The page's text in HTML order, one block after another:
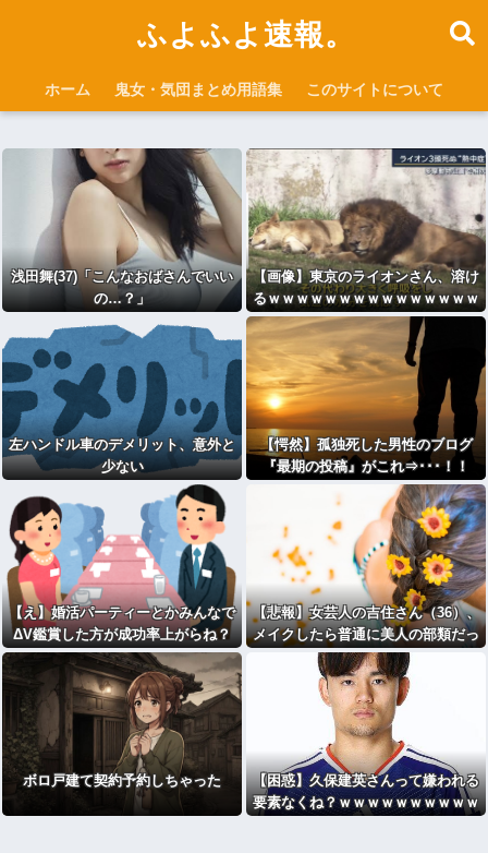
ふよふよ速報。
ホーム 鬼女・気団まとめ用語集 このサイトについて
浅田舞(37)「こんなおばさんでいい
の…？」
【画像】東京のライオンさん、溶け
るｗｗｗｗｗｗｗｗｗｗｗｗｗｗｗ
ｗｗｗｗｗｗｗ
左ハンドル車のデメリット、意外と
少ない
【愕然】孤独死した男性のブログ
『最期の投稿』がこれ⇒･･･！！
【え】婚活パーティーとかみんなで
ΔV鑑賞した方が成功率上がらね？
【悲報】女芸人の吉住さん（36）、
メイクしたら普通に美人の部類だっ
たと判明ｗｗｗｗｗ
ボロ戸建て契約予約しちゃった
【困惑】久保建英さんって嫌われる
要素なくね？ｗｗｗｗｗｗｗｗｗｗ